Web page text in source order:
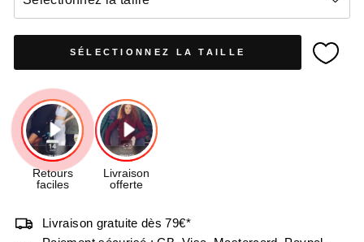
SÉLECTIONNEZ LA TAILLE
Livraison gratuite dès 79€*